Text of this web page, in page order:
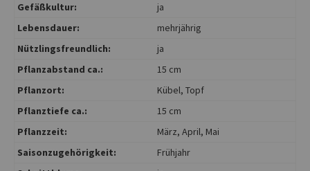
Gefäßkultur:
ja
Lebensdauer:
mehrjährig
Nützlingsfreundlich:
ja
Pflanzabstand ca.:
15 cm
Pflanzort:
Kübel, Topf
Pflanztiefe ca.:
15 cm
Pflanzzeit:
März, April, Mai
Saisonzugehörigkeit:
Frühjahr